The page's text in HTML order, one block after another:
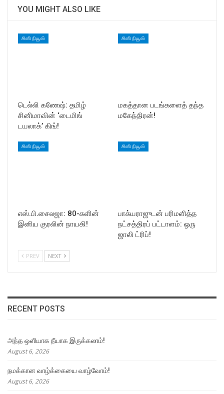
YOU MIGHT ALSO LIKE
சினி நியூஸ்
டெல்லி கணேஷ்: தமிழ்
சினிமாவின் ‘டைமிங்
டயலாக்’ கிங்!
சினி நியூஸ்
மகத்தான படங்களைத் தந்த
மகேந்திரன்!
சினி நியூஸ்
எஸ்.பி.சைலஜா: 80-களின்
இனிய குரலின் நாயகி!
சினி நியூஸ்
பாக்யராஜுடன் பரிமளித்த
நட்சத்திரப் பட்டாளம்: ஒரு
ஜாலி ட்ரிப்!
PREV NEXT
RECENT POSTS
அந்த ஒளியாக நீயாக இருக்கலாம்!
August 6, 2026
நமக்கான வாழ்க்கையை வாழ்வோம்!
August 6, 2026